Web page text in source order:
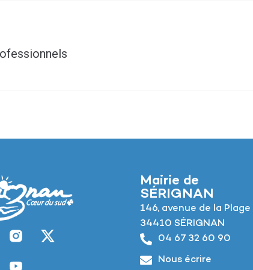
Mairie de
SÉRIGNAN
146, avenue de la Plage
34410 SÉRIGNAN
04 67 32 60 90
Nous écrire